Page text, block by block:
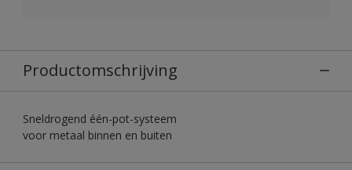
Productomschrijving
Sneldrogend één-pot-systeem
voor metaal binnen en buiten